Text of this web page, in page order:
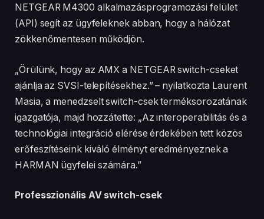
NETGEAR M4300 alkalmazásprogramozási felület
(API) segít az ügyfeleknek abban, hogy a hálózat
zökkenőmentesen működjön.
„Örülünk, hogy az AMX a NETGEAR switch-cseket
ajánlja az SVSI-telepítésekhez.” – nyilatkozta Laurent
Masia, a menedzselt switch-csek terméksorozatának
igazgatója, majd hozzátette: „Az interoperabilitás és a
technológiai integráció elérése érdekében tett közös
erőfeszítéseink kiváló élményt eredményeznek a
HARMAN ügyfelei számára.”
Professzionális AV switch-csek